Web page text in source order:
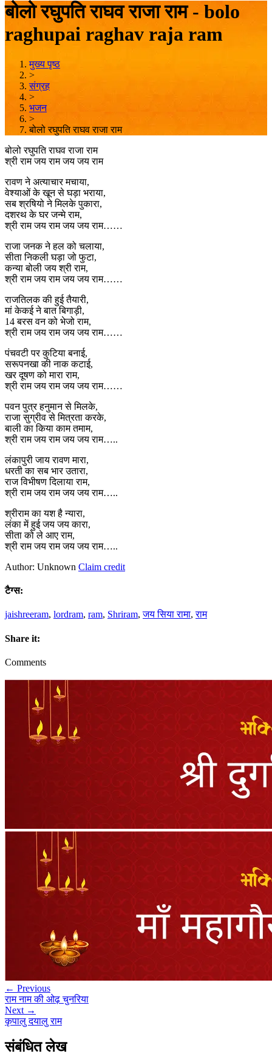
बोलो रघुपति राघव राजा राम - bolo
raghupai raghav raja ram
मुख्य पृष्ठ
>
संग्रह
>
भजन
>
बोलो रघुपति राघव राजा राम
बोलो रघुपति राघव राजा राम
श्री राम जय राम जय जय राम
रावण ने अत्याचार मचाया,
वेश्याओं के खून से घड़ा भराया,
सब श्रषियो ने मिलके पुकारा,
दशरथ के घर जन्मे राम,
श्री राम जय राम जय जय राम……
राजा जनक ने हल को चलाया,
सीता निकली घड़ा जो फुटा,
कन्या बोली जय श्री राम,
श्री राम जय राम जय जय राम……
राजतिलक की हुई तैयारी,
मां केकई ने बात बिगाड़ी,
14 बरस वन को भेजो राम,
श्री राम जय राम जय जय राम……
पंचवटी पर कुटिया बनाई,
सरूपनखा की नाक कटाई,
खर दूषण को मारा राम,
श्री राम जय राम जय जय राम……
पवन पुत्र हनुमान से मिलके,
राजा सुग्रीव से मित्रता करके,
बाली का किया काम तमाम,
श्री राम जय राम जय जय राम…..
लंकापुरी जाय रावण मारा,
धरती का सब भार उतारा,
राज विभीषण दिलाया राम,
श्री राम जय राम जय जय राम…..
श्रीराम का यश है न्यारा,
लंका में हुई जय जय कारा,
सीता को ले आए राम,
श्री राम जय राम जय जय राम…..
Author: Unknown Claim credit
टैग्स:
jaishreeram, lordram, ram, Shriram,जय सिया रामा,राम
Share it:
Comments
← Previous
राम नाम की ओढ़ चुनरिया
Next →
कृपालु दयालु राम
संबंधित लेख